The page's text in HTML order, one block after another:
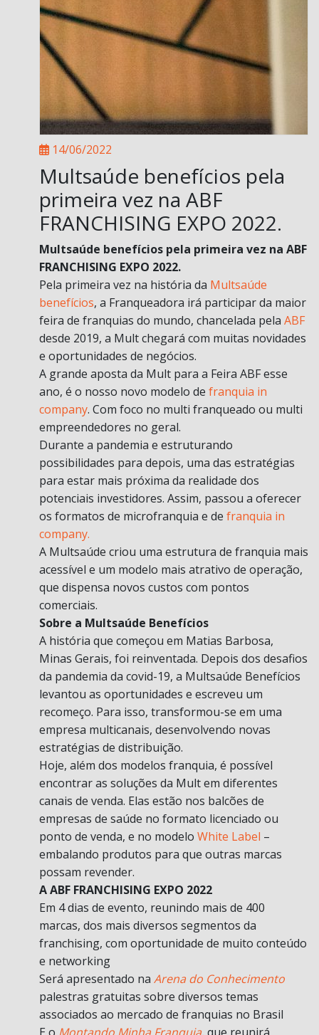
14/06/2022
Multsaúde benefícios pela
primeira vez na ABF
FRANCHISING EXPO 2022.
Multsaúde benefícios pela primeira vez na ABF
FRANCHISING EXPO 2022.
Pela primeira vez na história da Multsaúde
benefícios, a Franqueadora irá participar da maior
feira de franquias do mundo, chancelada pela ABF
desde 2019, a Mult chegará com muitas novidades
e oportunidades de negócios.
A grande aposta da Mult para a Feira ABF esse
ano, é o nosso novo modelo de franquia in
company. Com foco no multi franqueado ou multi
empreendedores no geral.
Durante a pandemia e estruturando
possibilidades para depois, uma das estratégias
para estar mais próxima da realidade dos
potenciais investidores. Assim, passou a oferecer
os formatos de microfranquia e de franquia in
company.
A Multsaúde criou uma estrutura de franquia mais
acessível e um modelo mais atrativo de operação,
que dispensa novos custos com pontos
comerciais.
Sobre a Multsaúde Benefícios
A história que começou em Matias Barbosa,
Minas Gerais, foi reinventada. Depois dos desafios
da pandemia da covid-19, a Multsaúde Benefícios
levantou as oportunidades e escreveu um
recomeço. Para isso, transformou-se em uma
empresa multicanais, desenvolvendo novas
estratégias de distribuição.
Hoje, além dos modelos franquia, é possível
encontrar as soluções da Mult em diferentes
canais de venda. Elas estão nos balcões de
empresas de saúde no formato licenciado ou
ponto de venda, e no modelo White Label –
embalando produtos para que outras marcas
possam revender.
A ABF FRANCHISING EXPO 2022
Em 4 dias de evento, reunindo mais de 400
marcas, dos mais diversos segmentos da
franchising, com oportunidade de muito conteúdo
e networking
Será apresentado na Arena do Conhecimento
palestras gratuitas sobre diversos temas
associados ao mercado de franquias no Brasil
E o Montando Minha Franquia, que reunirá